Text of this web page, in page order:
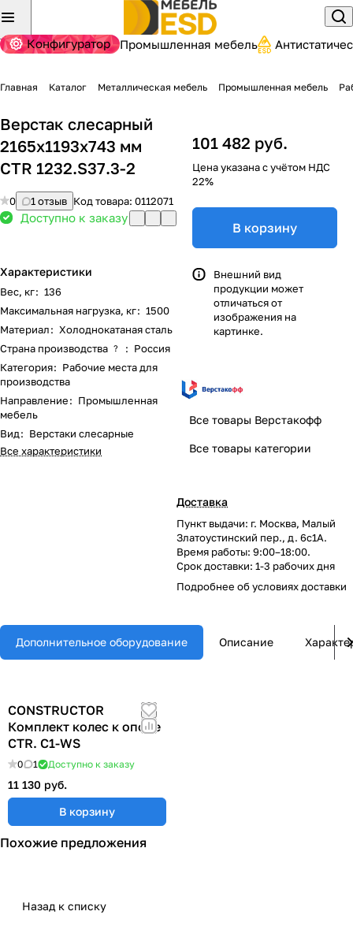
Конфигуратор Промышленная мебель
Главная Каталог Металлическая мебель Промышленная мебель
Верстак слесарный
2165x1193x743 мм
CTR 1232.S37.3-2
0 1 отзыв Код товара: 0112071
Доступно к заказу
Характеристики
Вес, кг: 136
Максимальная нагрузка, кг: 1500
Материал: Холоднокатаная сталь
Страна производства ? : Россия
Категория: Рабочие места для
производства
Направление: Промышленная
мебель
Вид: Верстаки слесарные
Все характеристики
101 482 руб.
Цена указана с учётом НДС
22%
В корзину
Внешний вид
продукции может
отличаться от
изображения на
картинке.
Все товары Верстакофф
Все товары категории
Доставка
Пункт выдачи: г. Москва, Малый
Златоустинский пер., д. 6с1А.
Время работы: 9:00–18:00.
Срок доставки: 1-3 рабочих дня
Подробнее обусловиях доставки
Дополнительное оборудование Описание
CONSTRUCTOR
Комплект колес к опоре
CTR. C1-WS
0 1 Доступно к заказу
11 130 руб.
В корзину
Похожие предложения
Назад к списку